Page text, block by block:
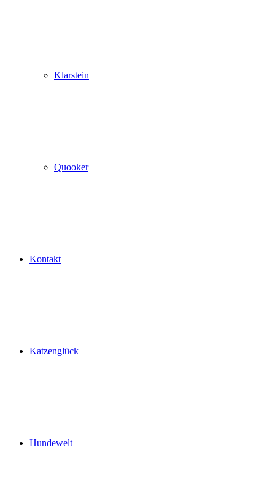
Klarstein
Quooker
Kontakt
Katzenglück
Hundewelt